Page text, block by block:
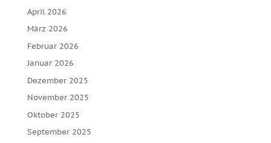
April 2026
März 2026
Februar 2026
Januar 2026
Dezember 2025
November 2025
Oktober 2025
September 2025